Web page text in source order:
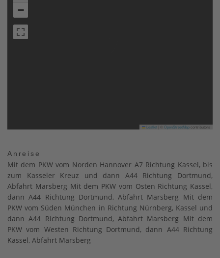
−
Leaflet OpenStreetMapcontributors
Anreise
Mit dem PKW vom Norden Hannover A7 Richtung Kassel, bis
zum Kasseler Kreuz und dann A44 Richtung Dortmund,
Abfahrt Marsberg Mit dem PKW vom Osten Richtung Kassel,
dann A44 Richtung Dortmund, Abfahrt Marsberg Mit dem
PKW vom Süden München in Richtung Nürnberg, Kassel und
dann A44 Richtung Dortmund, Abfahrt Marsberg Mit dem
PKW vom Westen Richtung Dortmund, dann A44 Richtung
Kassel, Abfahrt Marsberg